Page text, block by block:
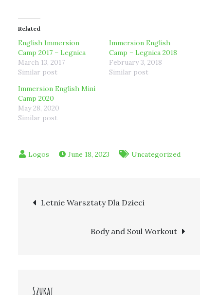
Related
English Immersion
Camp 2017 – Legnica
March 13, 2017
Similar post
Immersion English
Camp – Legnica 2018
February 3, 2018
Similar post
Immersion English Mini
Camp 2020
May 28, 2020
Similar post
June 18, 2023 Uncategorized
Post
navigation
Letnie Warsztaty Dla Dzieci
Body and Soul Workout
Szukaj